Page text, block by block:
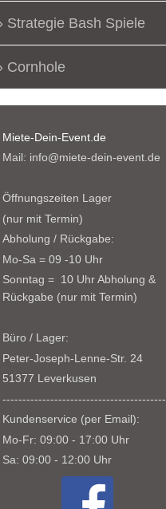
Strategie Bash Spiele
Cornhole
Miete-Dein-Event.de
Mail: info@miete-dein-event.de
Öffnungszeiten Lager
(nur mit Termin)
Abholung / Rückgabe:
Mo-Sa = 09 -10 Uhr
Sonntag = 10 Uhr Abholung &
Rückgabe (nur mit Termin)
Büro / Lager:
Peter-Joseph-Lenne-Str. 24
51377 Leverkusen
-----------------------------------------
Kundenservice (per Email):
Mo-Fr: 09:00 - 17:00 Uhr
Sa: 09:00 - 12:00 Uhr